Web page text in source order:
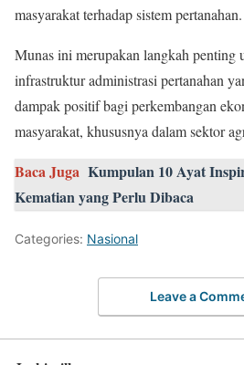
masyarakat terhadap sistem pertanahan.
Munas ini merupakan langkah penting
infrastruktur administrasi pertanahan
dampak positif bagi perkembangan
masyarakat, khususnya dalam sektor
Baca Juga Kumpulan 10 Ayat
Kematian yang Perlu Dibaca
Categories: Nasional
Leave a